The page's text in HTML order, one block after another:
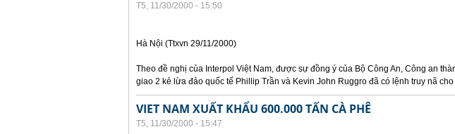
T5, 11/30/2000 - 15:50
Hà Nội (Ttxvn 29/11/2000)
Theo đề nghị của Interpol Việt Nam, được sự đồng ý của Bộ Công An, Công an
giao 2 kẻ lừa đảo quốc tế Phillip Trần và Kevin John Ruggro đã có lệnh truy nã
VIET NAM XUẤT KHẨU 600.000 TẤN CÀ PHÊ
T5, 11/30/2000 - 15:47